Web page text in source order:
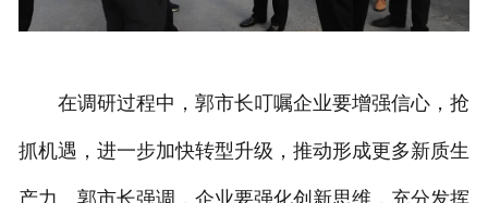
在调研过程中，郭市长叮嘱企业要增强信心，抢
抓机遇，进一步加快转型升级，推动形成更多新质生
产力。郭市长强调，企业要强化创新思维，充分发挥